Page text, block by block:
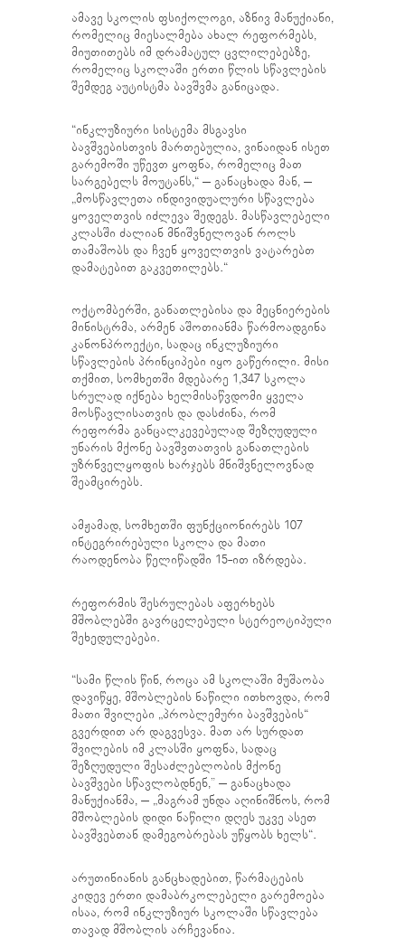
ამავე სკოლის ფსიქოლოგი, აზნივ მანუქიანი,
რომელიც მიესალმება ახალ რეფორმებს,
მიუთითებს იმ დრამატულ ცვლილებებზე,
რომელიც სკოლაში ერთი წლის სწავლების
შემდეგ აუტისტმა ბავშვმა განიცადა.
“ინკლუზიური სისტემა მსგავსი
ბავშვებისთვის მართებულია, ვინაიდან ისეთ
გარემოში უწევთ ყოფნა, რომელიც მათ
სარგებელს მოუტანს,“ – განაცხადა მან, –
„მოსწავლეთა ინდივიდუალური სწავლება
ყოველთვის იძლევა შედეგს. მასწავლებელი
კლასში ძალიან მნიშვნელოვან როლს
თამაშობს და ჩვენ ყოველთვის ვატარებთ
დამატებით გაკვეთილებს.“
ოქტომბერში, განათლებისა და მეცნიერების
მინისტრმა, არმენ აშოთიანმა წარმოადგინა
კანონპროექტი, სადაც ინკლუზიური
სწავლების პრინციპები იყო გაწერილი. მისი
თქმით, სომხეთში მდებარე 1,347 სკოლა
სრულად იქნება ხელმისაწვდომი ყველა
მოსწავლისათვის და დასძინა, რომ
რეფორმა განცალკევებულად შეზღუდული
უნარის მქონე ბავშვთათვის განათლების
უზრნველყოფის ხარჯებს მნიშვნელოვნად
შეამცირებს.
ამჟამად, სომხეთში ფუნქციონირებს 107
ინტეგრირებული სკოლა და მათი
რაოდენობა წელიწადში 15-ით იზრდება.
რეფორმის შესრულებას აფერხებს
მშობლებში გავრცელებული სტერეოტიპული
შეხედულებები.
“სამი წლის წინ, როცა ამ სკოლაში მუშაობა
დავიწყე, მშობლების ნაწილი ითხოვდა, რომ
მათი შვილები „პრობლემური ბავშვების“
გვერდით არ დაგვესვა. მათ არ სურდათ
შვილების იმ კლასში ყოფნა, სადაც
შეზღუდული შესაძლებლობის მქონე
ბავშვები სწავლობდნენ,” – განაცხადა
მანუქიანმა, – „მაგრამ უნდა აღინიშნოს, რომ
მშობლების დიდი ნაწილი დღეს უკვე ასეთ
ბავშვებთან დამეგობრებას უწყობს ხელს“.
არუთინიანის განცხადებით, წარმატების
კიდევ ერთი დამაბრკოლებელი გარემოება
ისაა, რომ ინკლუზიურ სკოლაში სწავლება
თავად მშობლის არჩევანია.